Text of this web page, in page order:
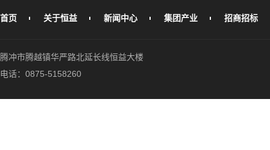
首页 关于恒益 新闻中心 集团产业 招商招标
腾冲市腾越镇华严路北延长线恒益大楼
电话：0875-5158260